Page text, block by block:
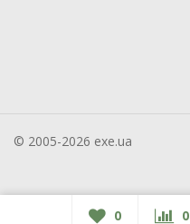
© 2005-2026 exe.ua
0 0